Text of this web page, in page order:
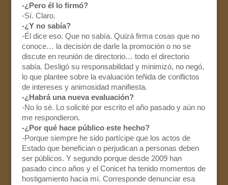
-¿Pero él lo firmó?
-Sí. Claro.
-¿Y no sabía?
-Él dice eso. Que no sabía. Quizá firma cosas que no
conoce… la decisión de darle la promoción o no se
discute en reunión de directorio… todo el directorio
sabía. Desligó su responsabilidad y minimizó, no negó,
lo que plantee sobre la evaluación teñida de conflictos
de intereses y animosidad manifiesta.
-¿Habrá una nueva evaluación?
-No lo sé. Lo solicité por escrito el año pasado y aún no
me respondieron.
-¿Por qué hace público este hecho?
-Porque siempre he sido partícipe que los actos de
Estado que benefician o perjudican a personas deben
ser públicos. Y segundo porque desde 2009 han
pasado cinco años y el Conicet ha tenido momentos de
hostigamiento hacia mí. Corresponde denunciar esa